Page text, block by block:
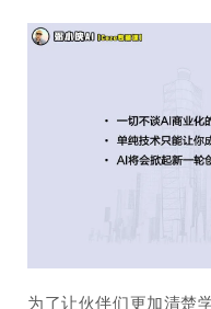
为了让伙伴们更加清楚